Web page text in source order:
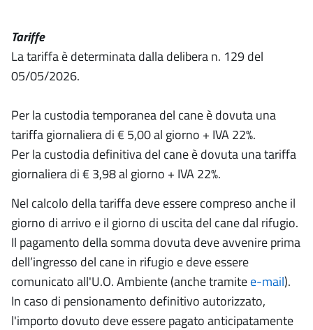
Tariffe
La tariffa è determinata dalla delibera n. 129 del
05/05/2026.
Per la custodia temporanea del cane è dovuta una
tariffa giornaliera di € 5,00 al giorno + IVA 22%.
Per la custodia definitiva del cane è dovuta una tariffa
giornaliera di € 3,98 al giorno + IVA 22%.
Nel calcolo della tariffa deve essere compreso anche il
giorno di arrivo e il giorno di uscita del cane dal rifugio.
Il pagamento della somma dovuta deve avvenire prima
dell’ingresso del cane in rifugio e deve essere
comunicato all'U.O. Ambiente (anche tramitee-mail).
In caso di pensionamento definitivo autorizzato,
l'importo dovuto deve essere pagato anticipatamente